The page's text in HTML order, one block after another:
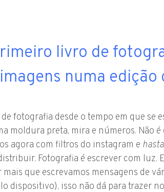
livro de
numa edição
fotografia desde o tempo em que se
moldura preta, mira e números. Não
agora com filtros do instagram e
Fotografia é escrever com luz.
mais que escrevamos mensagens de
dispositivo), isso não dá para trazer